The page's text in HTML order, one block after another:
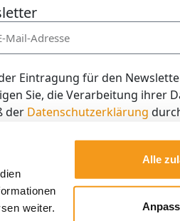
weiter.
Alle
Eintragung für den
Sie, die Verarbeitung ihrer
der Datenschutzerklärung
jederzeit mit dem Link im
Kostenlos abonnieren